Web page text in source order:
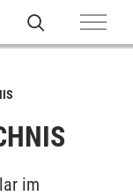
im